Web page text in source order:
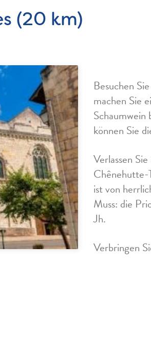
(20 km)
Besuchen
machen Sie
können Sie
Verlassen
Chênehutte-
ist von
Muss: die
Jh.
Verbringen